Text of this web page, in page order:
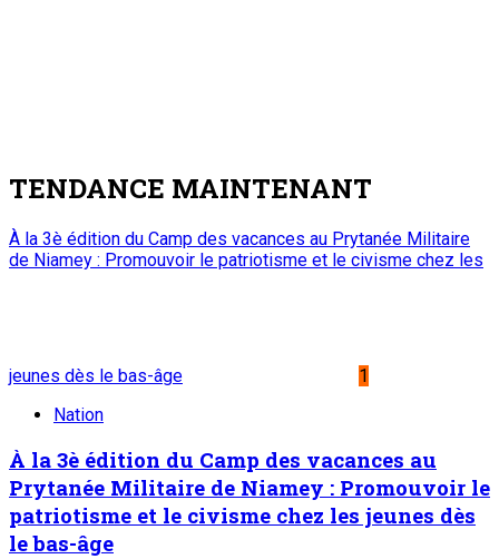
TENDANCE MAINTENANT
À la 3è édition du Camp des vacances au Prytanée Militaire
de Niamey : Promouvoir le patriotisme et le civisme chez les
jeunes dès le bas-âge
1
Nation
À la 3è édition du Camp des vacances au
Prytanée Militaire de Niamey : Promouvoir le
patriotisme et le civisme chez les jeunes dès
le bas-âge